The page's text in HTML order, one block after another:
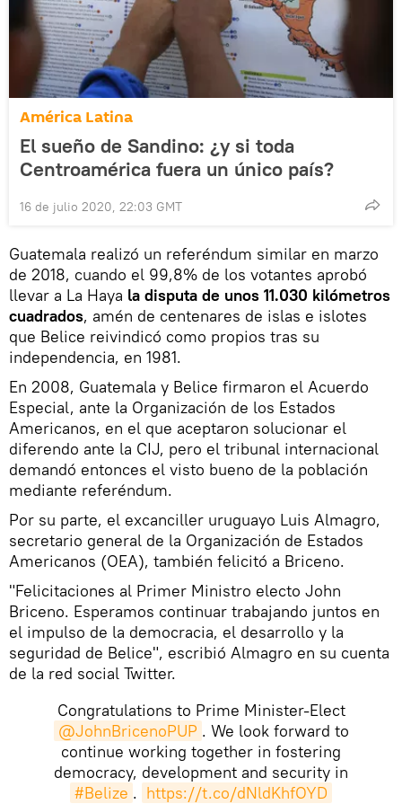
América Latina
El sueño de Sandino: ¿y si toda
Centroamérica fuera un único país?
16 de julio 2020, 22:03 GMT
Guatemala realizó un referéndum similar en marzo
de 2018, cuando el 99,8% de los votantes aprobó
llevar a La Haya la disputa de unos 11.030 kilómetros
cuadrados, amén de centenares de islas e islotes
que Belice reivindicó como propios tras su
independencia, en 1981.
En 2008, Guatemala y Belice firmaron el Acuerdo
Especial, ante la Organización de los Estados
Americanos, en el que aceptaron solucionar el
diferendo ante la CIJ, pero el tribunal internacional
demandó entonces el visto bueno de la población
mediante referéndum.
Por su parte, el excanciller uruguayo Luis Almagro,
secretario general de la Organización de Estados
Americanos (OEA), también felicitó a Вrіcenо.
"Felicitaciones al Primer Ministro electo John
Briceno. Esperamos continuar trabajando juntos en
el impulso de la democracia, el desarrollo y la
seguridad de Belice", escribió Almagro en su cuenta
de la red social Twitter.
Congratulations to Prime Minister-Elect
@JohnBricenoPUP . We look forward to
continue working together in fostering
democracy, development and security in
#Belize . https://t.co/dNldKhfOYD